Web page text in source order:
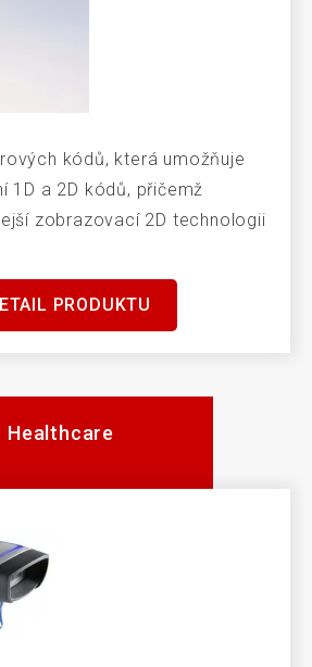
kódů, která umožňuje
1D a 2D kódů, přičemž
zobrazovací 2D technologii
PRODUKTU
Healthcare